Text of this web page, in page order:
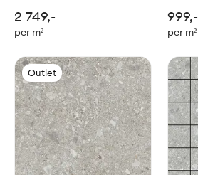
2 749,-
per m²
999,-
per m²
Outlet